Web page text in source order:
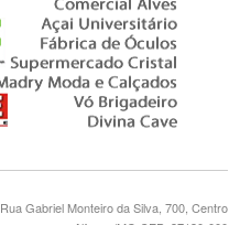
Rua Gabriel Monteiro da Silva, 700, Centro